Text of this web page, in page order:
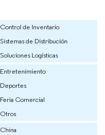
Control de Inventario
Sistemas de Distribución
Soluciones Logísticas
Entretenimiento
Deportes
Feria Comercial
Otros
China